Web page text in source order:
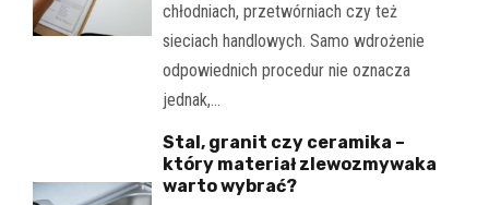
chłodniach, przetwórniach czy też
sieciach handlowych. Samo wdrożenie
odpowiednich procedur nie oznacza
jednak,…
Stal, granit czy ceramika –
który materiał zlewozmywaka
warto wybrać?